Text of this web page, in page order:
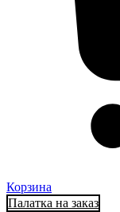
Корзина
Палатка на заказ